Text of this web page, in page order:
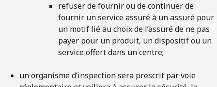
refuser de fournir ou de continuer de
fournir un service assuré à un assuré pour
un motif lié au choix de l’assuré de ne pas
payer pour un produit, un dispositif ou un
service offert dans un centre;
un organisme d’inspection sera prescrit par voie